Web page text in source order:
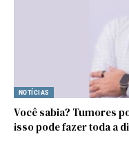
NOTÍCIAS
Você sabia? Tumores
isso pode fazer toda a